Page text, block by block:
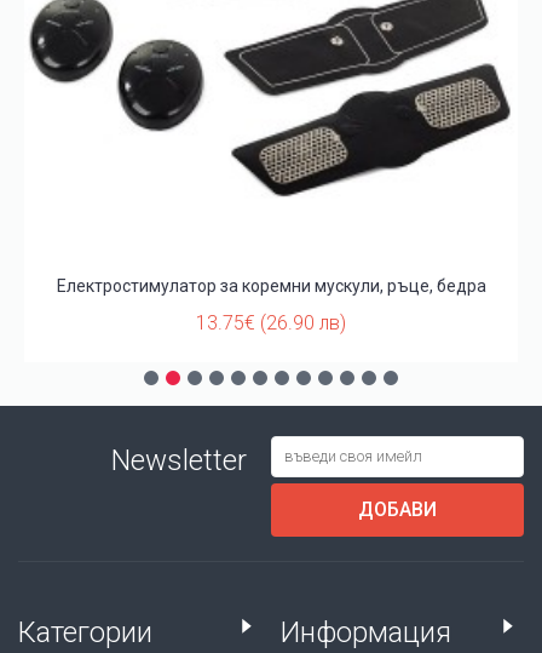
Електростимулатор за коремни мускули, ръце, бедра
13.75€ (26.90 лв)
Newsletter
ДОБАВИ
Категории Информация